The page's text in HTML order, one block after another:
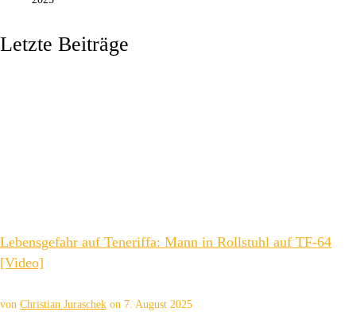
Letzte Beiträge
Lebensgefahr auf Teneriffa: Mann in Rollstuhl auf TF-64
[Video]
von Christian Juraschek on 7. August 2025